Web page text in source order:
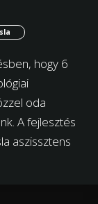
hogy 6
oda
A fejlesztés
aszissztens